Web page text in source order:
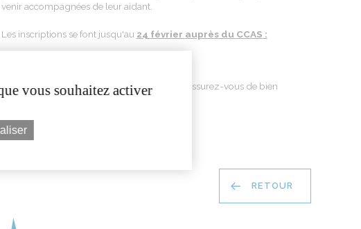
venir accompagnéesde leur aidant.
Les inscriptions se font jusqu'au 24 février auprèsdu CCAS :
ou par mail ccas@mairie-dardilly.fr (
assurez-vous de bien
recevoirle mail de confirmation)
RETOUR
vous souhaitez activer